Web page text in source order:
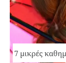
7 μικρές